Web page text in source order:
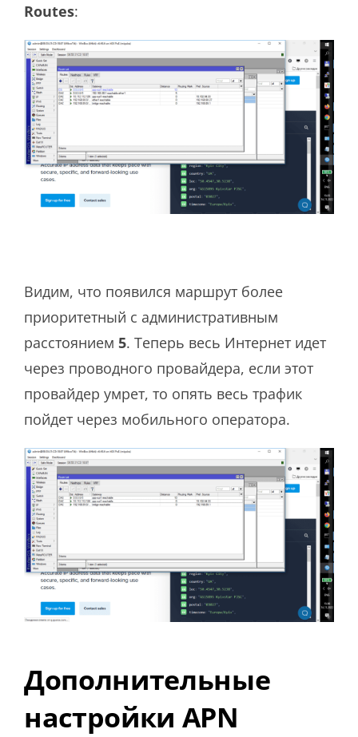
Routes:
Видим, что появился маршрут более
приоритетный с административным
расстоянием 5. Теперь весь Интернет идет
через проводного провайдера, если этот
провайдер умрет, то опять весь трафик
пойдет через мобильного оператора.
Дополнительные
настройки APN